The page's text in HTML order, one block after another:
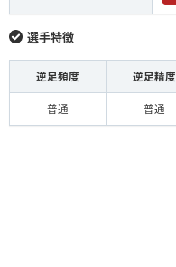
選手特徴
逆足頻度 逆足精度
普通 普通